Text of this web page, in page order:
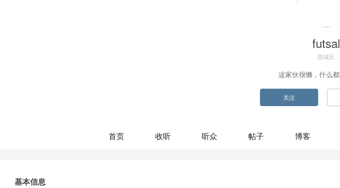
futsal
西城区
这家伙很懒，什么都
首页 收听 听众 帖子 博客
基本信息